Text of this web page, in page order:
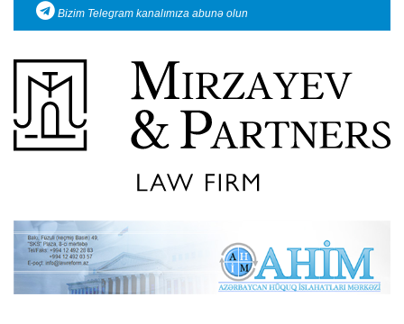
Bizim Telegram kanalımıza abunə olun